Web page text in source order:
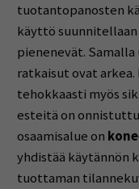
tuotantopanosten
käyttö
pienenevät.
ratkaisut ovat
tehokkaasti myös
esteitä on
osaamisalue on
yhdistää käytännön
tuottaman